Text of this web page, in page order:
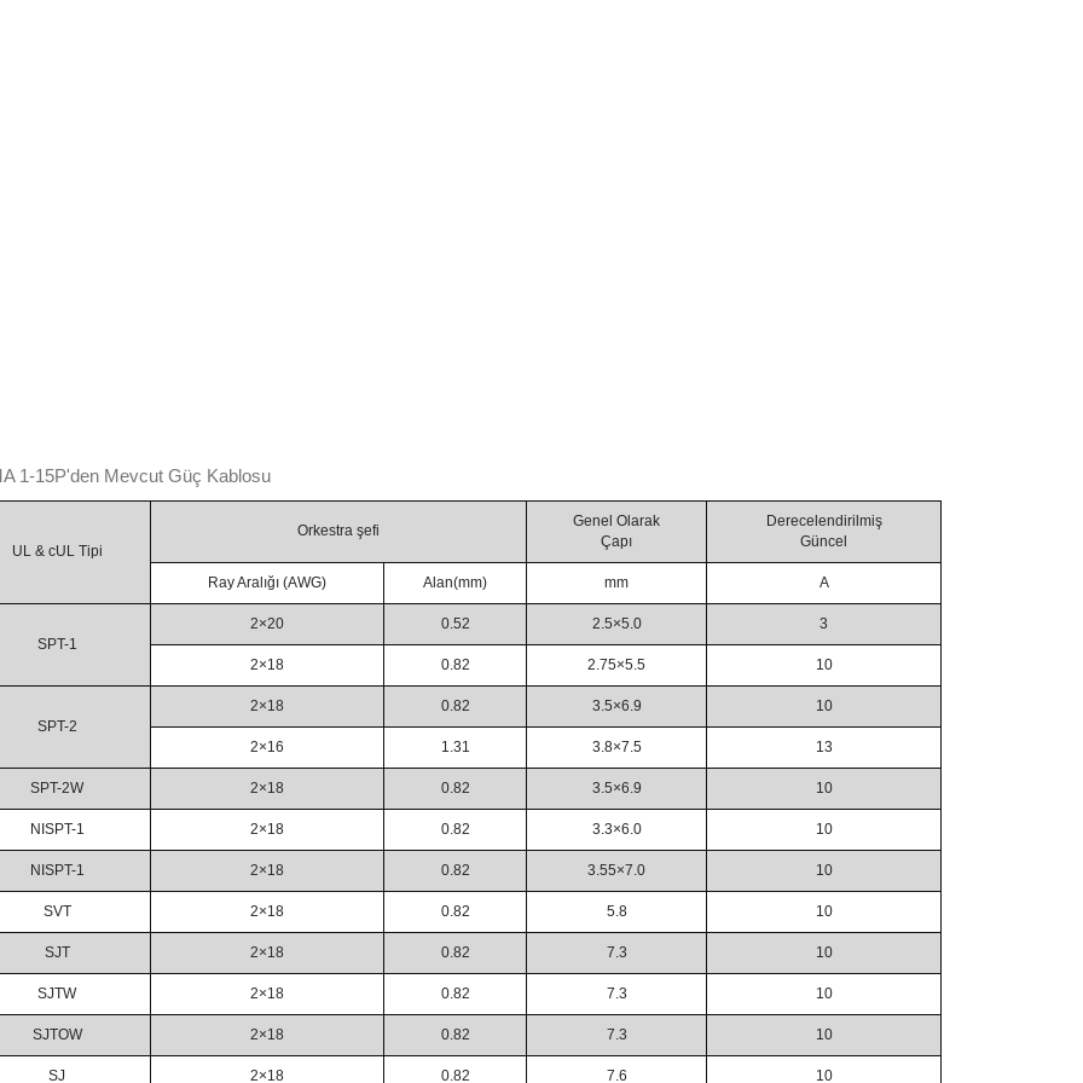
1-15P'den Mevcut Güç Kablosu
UL & cUL Tipi
Orkestra şefi
Genel Olarak
Çapı
Derecelendirilmiş
Güncel
Ray Aralığı (AWG) Alan(mm) mm A
SPT-1
2×20 0.52 2.5×5.0 3
2×18 0.82 2.75×5.5 10
SPT-2
2×18 0.82 3.5×6.9 10
2×16 1.31 3.8×7.5 13
SPT-2W 2×18 0.82 3.5×6.9 10
NISPT-1 2×18 0.82 3.3×6.0 10
NISPT-1 2×18 0.82 3.55×7.0 10
SVT 2×18 0.82 5.8 10
SJT 2×18 0.82 7.3 10
SJTW 2×18 0.82 7.3 10
SJTOW 2×18 0.82 7.3 10
SJ 2×18 0.82 7.6 10